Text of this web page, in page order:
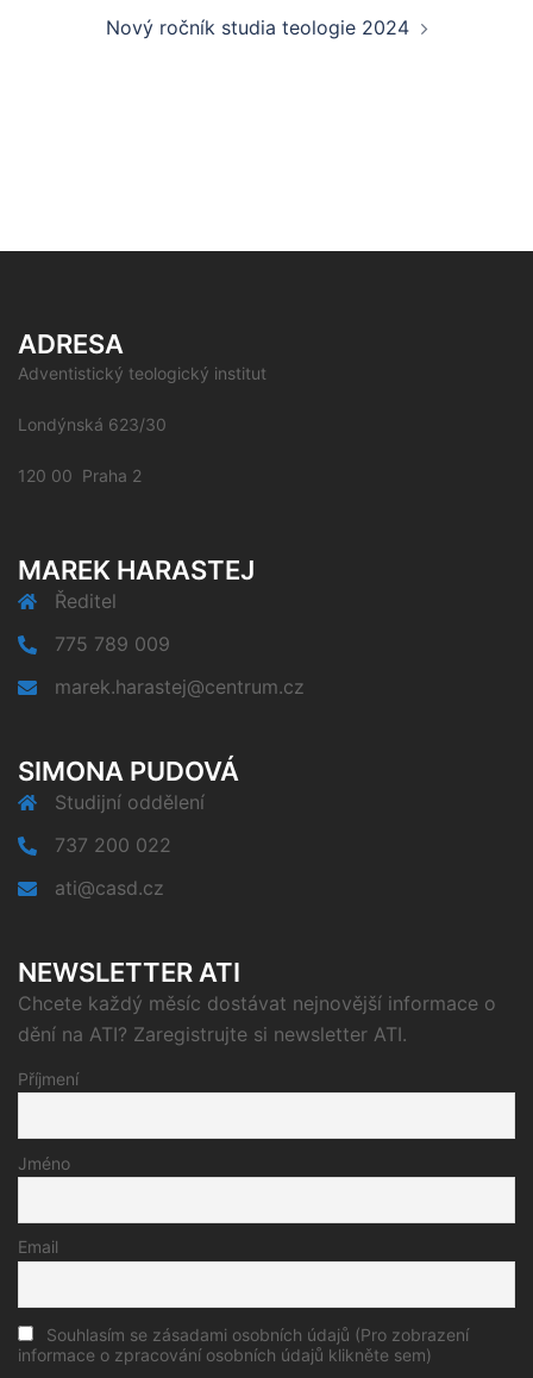
Nový ročník studia teologie 2024
ADRESA
Adventistický teologický institut
Londýnská 623/30
120 00 Praha 2
MAREK HARASTEJ
Ředitel
775 789 009
marek.harastej@centrum.cz
SIMONA PUDOVÁ
Studijní oddělení
737 200 022
ati@casd.cz
NEWSLETTER ATI
Chcete každý měsíc dostávat nejnovější informace o
dění na ATI? Zaregistrujte si newsletter ATI.
Příjmení
Jméno
Email
Souhlasím se zásadami osobních údajů (Pro zobrazení
informace o zpracování osobních údajů klikněte sem)